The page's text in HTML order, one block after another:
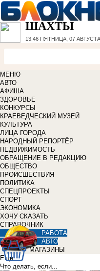
ШАХТЫ
13:46 ПЯТНИЦА, 07 АВГУСТА
МЕНЮ
АВТО
АФИША
ЗДОРОВЬЕ
КОНКУРСЫ
КРАЕВЕДЧЕСКИЙ МУЗЕЙ
КУЛЬТУРА
ЛИЦА ГОРОДА
НАРОДНЫЙ РЕПОРТЁР
НЕДВИЖИМОСТЬ
ОБРАЩЕНИЕ В РЕДАКЦИЮ
ОБЩЕСТВО
ПРОИСШЕСТВИЯ
ПОЛИТИКА
СПЕЦПРОЕКТЫ
СПОРТ
ЭКОНОМИКА
ХОЧУ СКАЗАТЬ
СПРАВОЧНИК
РАБОТА
АВТО
МАГАЗИНЫ
Еще
Что делать, если...